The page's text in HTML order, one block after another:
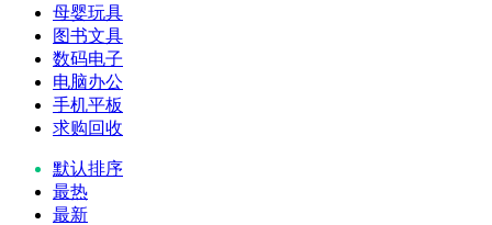
母婴玩具
图书文具
数码电子
电脑办公
手机平板
求购回收
默认排序
最热
最新